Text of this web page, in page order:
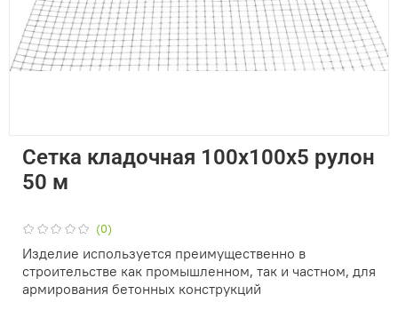
(0)
Сетка кладочная 100х100х5 рулон
50 м
Изделие используется преимущественно в
строительстве как промышленном, так и частном, для
армирования бетонных конструкций